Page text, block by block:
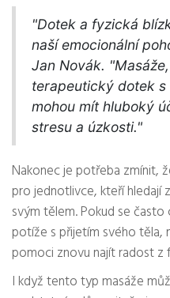
"Dotek a fyzická
naší emocionální
Jan Novák.
terapeutický dotek s
mohou mít hluboký
stresu a úzkosti."
Nakonec je potřeba zmínit,
pro jednotlivce, kteří hledají
svým tělem. Pokud se
potíže s přijetím svého
pomoci znovu najít radost z
I když tento typ masáže